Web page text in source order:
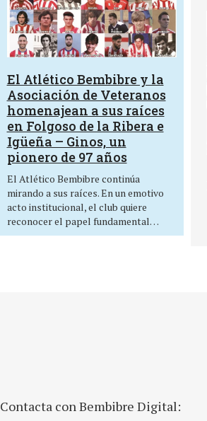
El Atlético Bembibre y la
Asociación de Veteranos
homenajean a sus raíces
en Folgoso de la Ribera e
Igüeña – Ginos, un
pionero de 97 años
El Atlético Bembibre continúa
mirando a sus raíces. En un emotivo
acto institucional, el club quiere
reconocer el papel fundamental…
Contacta con Bembibre Digital: